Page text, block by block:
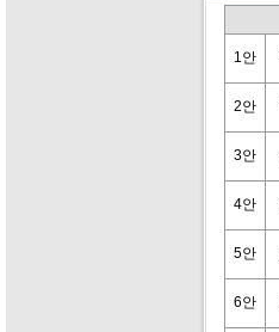
1안
2안
3안
4안
5안
6안